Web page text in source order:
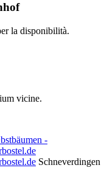
la disponibilità.
vicine.
Schneverdingen